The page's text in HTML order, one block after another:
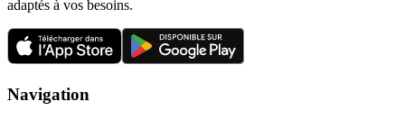
adaptés à vos besoins.
Navigation